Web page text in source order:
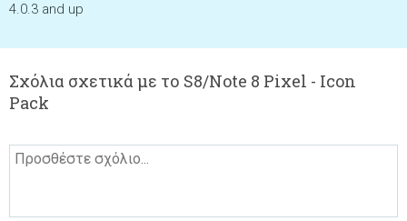
4.0.3 and up
Σχόλια σχετικά με το S8/Note 8 Pixel - Icon
Pack